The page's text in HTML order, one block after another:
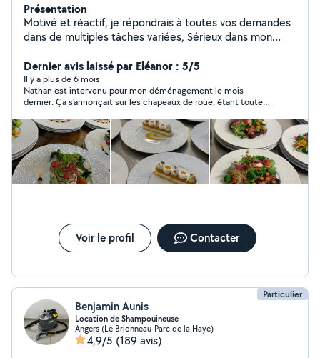
Présentation
Motivé et réactif, je répondrais à toutes vos demandes
dans de multiples tâches variées, Sérieux dans mon
Pâtissier et cuisinier de métier, Disponible pour toutes
demandes d'entremet d'anniversaire, réalisation de
cocktail sucré et salé pour réception avec vos invités. Je
reste à disposition de vos demandes !
Dernier avis laissé par Eléanor : 5/5
Il y a plus de 6 mois
Nathan est intervenu pour mon déménagement le mois
dernier. Ça s'annonçait sur les chapeaux de roue, étant toute
comme j'ai pu, et donc, pas parfaitement. Non seulement
Nathan a été très compréhensif, mais également
extrêmement efficace avec le deuxième voisin venu nous
aider. J'ai des vieux meubles, lourds et encombrants, plusieurs
électroménagers et pourtant... en une heure et demi le camion
était chargé. Le déchargement a été tout aussi efficace, même
Voir le profil Contacter
Particulier
Benjamin Aunis
Location de Shampouineuse
Angers (Le Brionneau-Parc de la Haye)
4,9/5 (189 avis)